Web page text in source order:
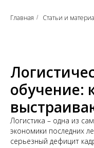
Главная / Статьи и
обучение:
Логистика – одна из
экономики последних
серьезный дефицит